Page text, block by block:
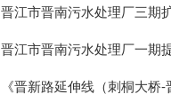
晋江市晋南污水处理厂三期扩建工
晋江市晋南污水处理厂一期提升改造及二期扩
《晋新路延伸线（刺桐大桥-晋江大桥）快捷化改造